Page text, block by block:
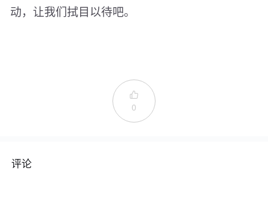
动，让我们拭目以待吧。

0
评论